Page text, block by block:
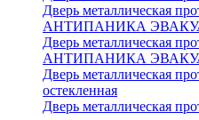
Дверь металлическая
АНТИПАНИКА
Дверь металлическая
АНТИПАНИКА
Дверь металлическая
остекленная
Дверь металлическая